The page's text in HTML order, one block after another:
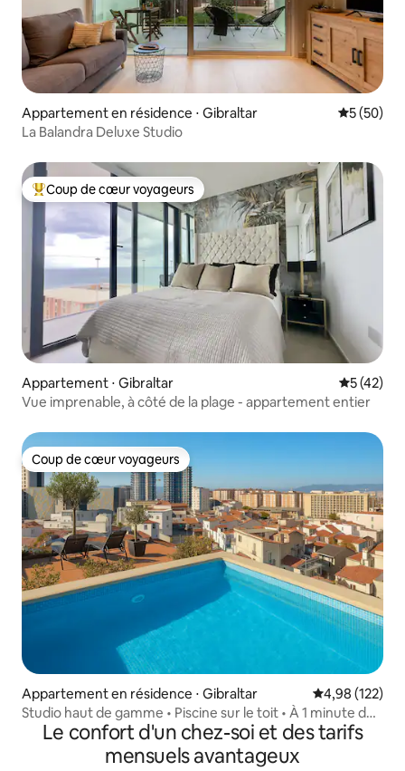
Appartement en résidence ⋅ Gibraltar
5 (50)
La Balandra Deluxe Studio
Coups de cœur voyageurs les plus appréciés
Coup de cœur voyageurs
Appartement ⋅ Gibraltar
5 (42)
Vue imprenable, à côté de la plage - appartement entier
Coup de cœur voyageurs
Coup de cœur voyageurs
Appartement en résidence ⋅ Gibraltar Évaluation
4,98 (122)
Studio haut de gamme • Piscine sur le toit • À 1 minute de
la rue principale
Le confort d'un chez-soi et des tarifs
mensuels avantageux